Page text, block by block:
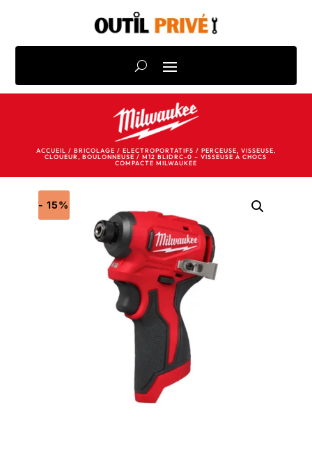
ACCUEIL / BRICOLAGE / ELECTROPORTATIFS / PERCEUSE, VISSEUSE,
CLOUEUR, BOULONNEUSE / M12 BLIDRC-0 – VISSEUSE À CHOCS
COMPACTE MILWAUKEE
- 15%